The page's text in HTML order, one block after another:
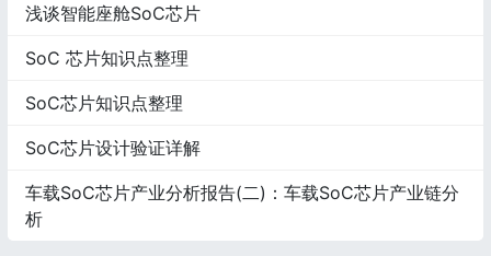
浅谈智能座舱SoC芯片
SoC 芯片知识点整理
SoC芯片知识点整理
SoC芯片设计验证详解
车载SoC芯片产业分析报告(二)：车载SoC芯片产业链分
析